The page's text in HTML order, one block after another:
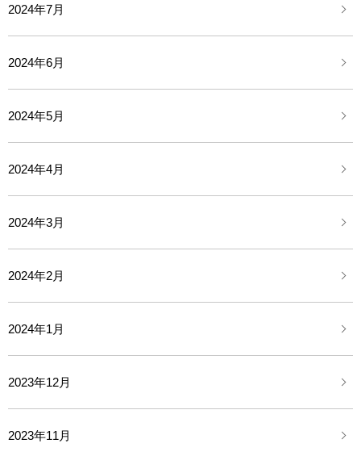
2024年7月
2024年6月
2024年5月
2024年4月
2024年3月
2024年2月
2024年1月
2023年12月
2023年11月